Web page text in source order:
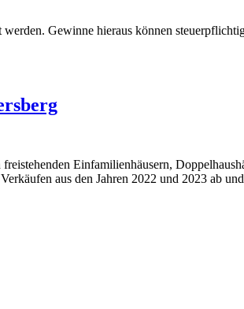
Gewinne hieraus können
Einfamilienhäusern,
aus den Jahren 2022 und 2023 ab